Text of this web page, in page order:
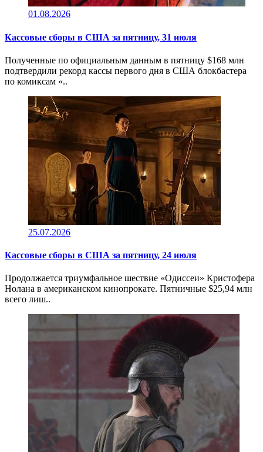
01.08.2026
Кассовые сборы в CША за пятницу, 31 июля
Полученные по официальным данным в пятницу $168 млн
подтвердили рекорд кассы первого дня в США блокбастера
по комиксам «..
25.07.2026
Кассовые сборы в CША за пятницу, 24 июля
Продолжается триумфальное шествие «Одиссеи» Кристофера
Нолана в американском кинопрокате. Пятничные $25,94 млн
всего лиш..